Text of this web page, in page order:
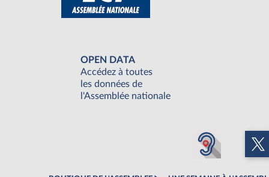
OPEN DATA
Accédez à toutes
les données de
l'Assemblée nationale